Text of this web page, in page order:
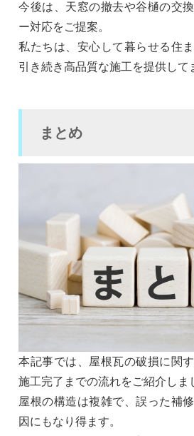
今後は、天窓の撤去や谷樋の交
ー対応をご提案。
私たちは、安心して暮らせる住
引き続き高品質な施工を提供して
まとめ
本記事では、屋根瓦の破損に関
施工完了までの流れをご紹介しま
屋根の構造は複雑で、誤った補
因にもなり得ます。